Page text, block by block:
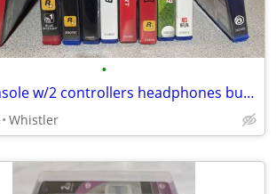
•
PS4 console w/2 controllers headphones bunch of games
Whistler